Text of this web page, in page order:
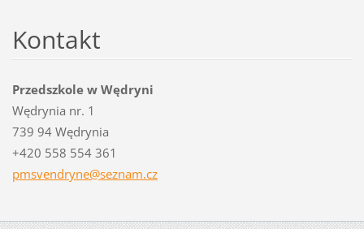
Kontakt
Przedszkole w Wędryni
Wędrynia nr. 1
739 94 Wędrynia
+420 558 554 361
pmsvendryne@seznam.cz